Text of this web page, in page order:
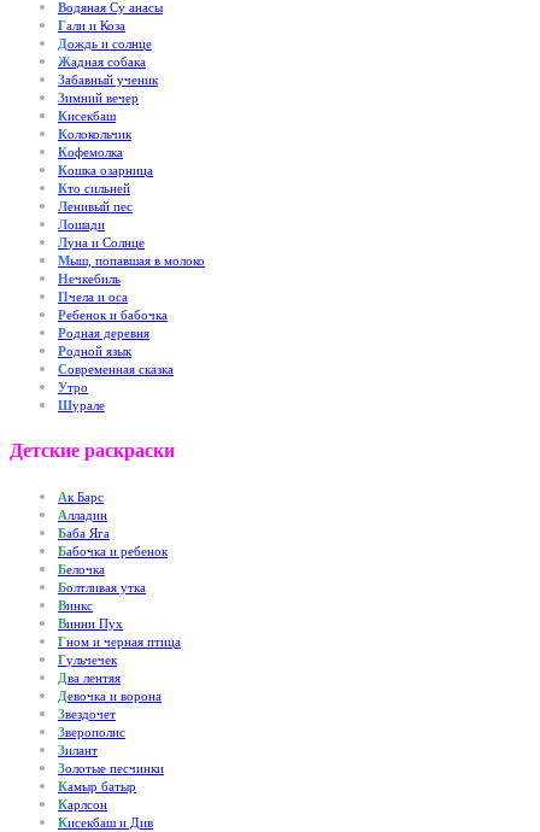
Водяная Су анасы
Гали и Коза
Дождь и солнце
Жадная собака
Забавный ученик
Зимний вечер
Кисекбаш
Колокольчик
Кофемолка
Кошка озарница
Кто сильней
Ленивый пес
Лошади
Луна и Солнце
Мыш, попавшая в молоко
Нечкебиль
Пчела и оса
Ребенок и бабочка
Родная деревня
Родной язык
Современная сказка
Утро
Шурале
Детские раскраски
Ак Барс
Алладин
Баба Яга
Бабочка и ребенок
Белочка
Болтливая утка
Винкс
Винни Пух
Гном и черная птица
Гульчечек
Два лентяя
Девочка и ворона
Звездочет
Зверополис
Зилант
Золотые песчинки
Камыр батыр
Карлсон
Кисекбаш и Див